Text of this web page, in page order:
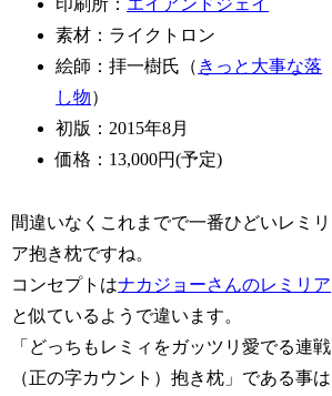
印刷所： エイアンドジェイ
素材：ライクトロン
絵師：拝一樹氏（ きっと大事な落
し物）
初版：2015年8月
価格：13,000円(予定)
間違いなくこれまでで一番ひどいレミリ
ア抱き枕ですね。
コンセプトはナカジョーさんのレミリア
と似ているようで違います。
「どっちもレミィをガッツリ愛でる連戦
（正の字カウント）抱き枕」である事は